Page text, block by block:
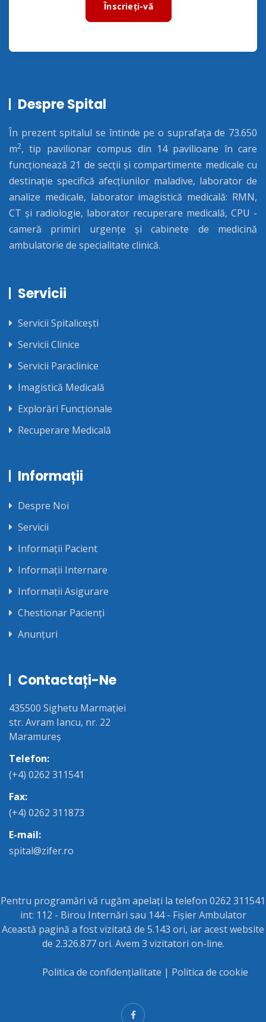
Înscrieți-vă
Despre Spital
În prezent spitalul se întinde pe o suprafața de 73.650
m2, tip pavilionar compus din 14 pavilioane în care
funcționează 21 de secții și compartimente medicale cu
destinație specifică afecțiunilor maladive, laborator de
analize medicale, laborator imagistică medicală: RMN,
CT și radiologie, laborator recuperare medicală, CPU -
cameră primiri urgențe și cabinete de medicină
ambulatorie de specialitate clinică.
Servicii
Servicii Spitalicești
Servicii Clinice
Servicii Paraclinice
Imagistică Medicală
Explorări Funcționale
Recuperare Medicală
Informații
Despre Noi
Servicii
Informații Pacient
Informații Internare
Informații Asigurare
Chestionar Pacienți
Anunțuri
Contactați-Ne
435500 Sighetu Marmației
str. Avram Iancu, nr. 22
Maramureș
Telefon:
(+4) 0262 311541
Fax:
(+4) 0262 311873
E-mail:
spital@zifer.ro
Pentru programări vă rugăm apelați la telefon 0262 311541
int: 112 - Birou Internări sau 144 - Fișier Ambulator
Această pagină a fost vizitată de 5.143 ori, iar acest website
de 2.326.877 ori. Avem 3 vizitatori on-line.
Politica de confidențialitate | Politica de cookie